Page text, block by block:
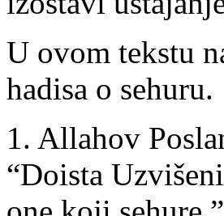
U ovom tekstu
hadisa o sehuru.
1. Allahov
“Doista